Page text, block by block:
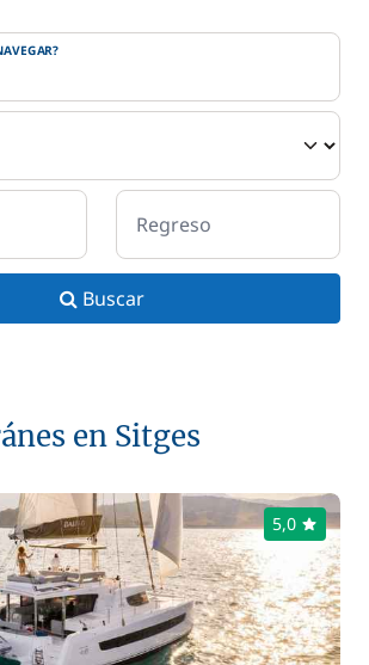
Regreso
Buscar
en Sitges
5,0